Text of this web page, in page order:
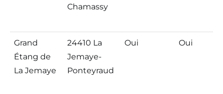
Chamassy
Grand
Étang de
La Jemaye
24410 La
Jemaye-
Ponteyraud
Oui Oui